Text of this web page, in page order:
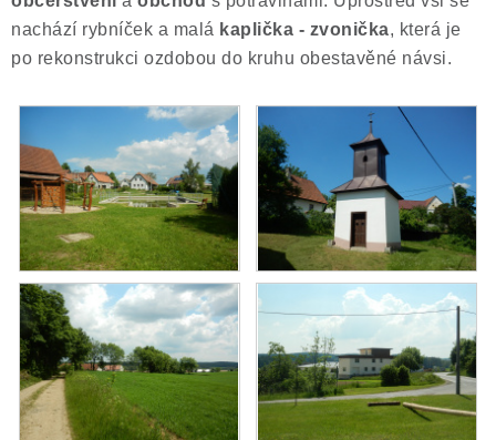
Poučení o právu na odstoupení od smlouvy
nachází rybníček a malá kaplička - zvonička, která je
po rekonstrukci ozdobou do kruhu obestavěné návsi.